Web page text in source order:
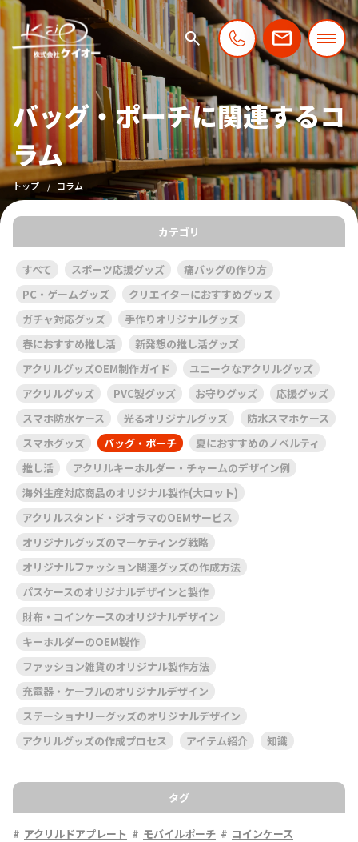
バッグ・ポーチに関連するコ
ラム
トップ コラム
カテゴリ
すべて スポーツ応援グッズ
痛バッグの作り方
PC・ゲームグッズ
クリエイターにおすすめグッズ
ガチャ対応グッズ
手作りオリジナルグッズ
春におすすめ推し活
新発想の推し活グッズ
アクリルグッズOEM制作ガイド
ユニークなアクリルグッズ
アクリルグッズ
PVC製グッズ お守りグッズ
応援グッズ
スマホ防水ケース
光るオリジナルグッズ
防水スマホケース
スマホグッズ
バッグ・ポーチ
夏におすすめのノベルティ
推し活
アクリルキーホルダー・チャームのデザイン例
海外生産対応商品のオリジナル製作(大ロット)
アクリルスタンド・ジオラマのOEMサービス
オリジナルグッズのマーケティング戦略
オリジナルファッション関連グッズの作成方法
パスケースのオリジナルデザインと製作
財布・コインケースのオリジナルデザイン
キーホルダーのOEM製作
ファッション雑貨のオリジナル製作方法
充電器・ケーブルのオリジナルデザイン
ステーショナリーグッズのオリジナルデザイン
アクリルグッズの作成プロセス
アイテム紹介 知識
タグ
アクリルドアプレート モバイルポーチ
コインケース